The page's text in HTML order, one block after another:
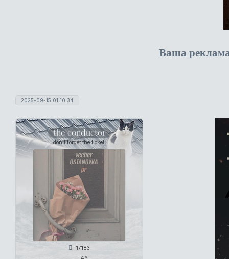
Ваша
2025-09-15 01:10:34
the conductor
don't forget the ticket!
17183